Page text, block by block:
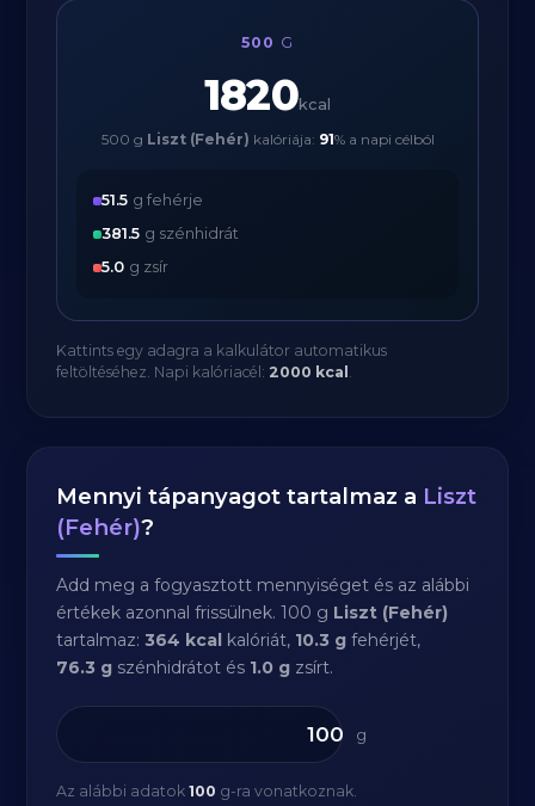
500 G
1820kcal
500 g Liszt (Fehér) kalóriája: 91% a napi célból
51.5 g fehérje
381.5 g szénhidrát
5.0 g zsír
Kattints egy adagra a kalkulátor automatikus
feltöltéséhez. Napi kalóriacél: 2000 kcal .
Mennyi tápanyagot tartalmaz a Liszt
(Fehér)?
Add meg a fogyasztott mennyiséget és az alábbi
értékek azonnal frissülnek. 100 g Liszt (Fehér)
tartalmaz:364 kcal kalóriát, 10.3 g fehérjét,
76.3 g szénhidrátot és 1.0 g zsírt.
g
Az alábbi adatok100 g-ra vonatkoznak.